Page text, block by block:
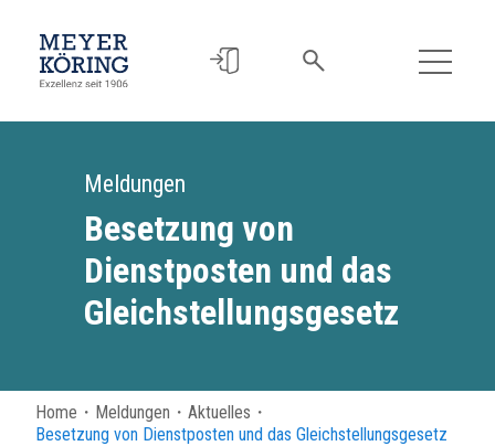
Meldungen
Besetzung von
Dienstposten und das
Gleichstellungsgesetz
Home ・ Meldungen ・ Aktuelles ・
Besetzung von Dienstposten und das Gleichstellungsgesetz